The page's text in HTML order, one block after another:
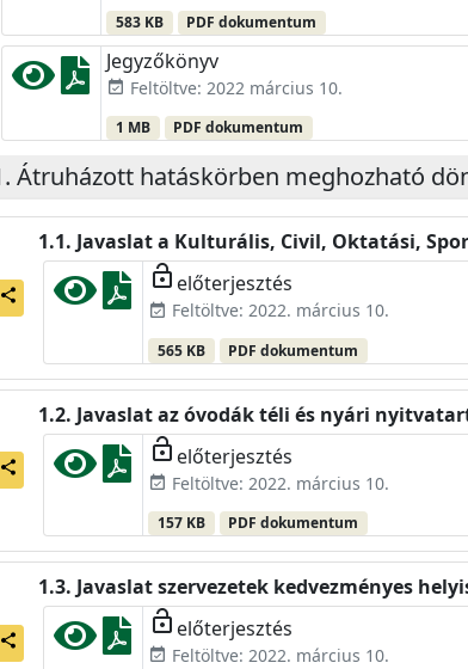
583 KB PDF dokumentum
Jegyzőkönyv
event_available Feltöltve: 2022 március 10.
1 MB PDF dokumentum
Átruházott hatáskörben meghozható
share
Javaslat a Kulturális, Civil, Oktatási,
lock_open előterjesztés
event_available Feltöltve: 2022. március 10.
565 KB PDF dokumentum
share
Javaslat az óvodák téli és nyári
lock_open előterjesztés
event_available Feltöltve: 2022. március 10.
157 KB PDF dokumentum
share
Javaslat szervezetek kedvezményes
lock_open előterjesztés
event_available Feltöltve: 2022. március 10.